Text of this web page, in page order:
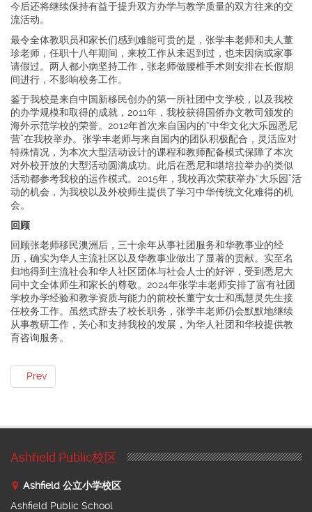
今后还将继续保持有益于提升双方办学与教学质量的双方往来的交
流活动。
最令全体教职员和家长们感到难能可贵的是，张学丰老师和夫人董
珍老师，任职十八年期间，来校工作从未迟到过，也未因病或家事
请假过。两人都小病坚持工作，张老师做腰椎手术则安排在长假期
间进行，不影响校务工作。
鉴于我校是来自中国新移民创办的第一所社团中文学校，以及我校
的办学规模和取得的成就，2011年，我校获得国侨办文教司颁发的
海外示范学校的荣誉。2012年首次来自国内的“中华文化大乐园悉尼
营”在我校举办。张学丰老师与来自国内的团队积极配合，灵活应对
特殊情况，为本次大型活动设计的课程和教师配备模式保障了本次
对外校开放的大型活动圆满成功。此后在悉尼和堪培拉举办的类似
活动都参考我校的运作模式。2015年，我校再次荣获举办“大乐园”活
动的机会，为我校以及外校师生提供了学习中华传统文化难得的机
会。
回顾
回顾张老师移民澳洲后，三十余年从事社团服务和华教事业的经
历，确实为华人主流社区以及华教事业做出了显著的贡献。实至名
归地得到主流社会和华人社区团体与社会人士的好评，受到悉尼大
同中文全体师生和家长的尊敬。2024年张学丰老师安排了富有社团
学校办学经验和教学资质与能力的前校长董宁女士和禹慧灵先生接
任校务工作。虽然式辞去了校长职务，张学丰老师仍会默默地继续
从事教研工作，关心和支持我校的发展，为华人社团和华校提供教
育咨询服务。
Prev
Ashfield Public校区
Ashfield 公立小学校区
Ashfield Public School